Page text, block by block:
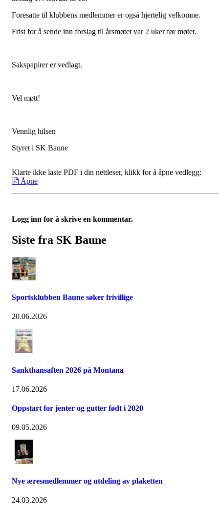
Foresatte til klubbens medlemmer er også hjertelig velkomne.
Frist for å sende inn forslag til årsmøtet var 2 uker før møtet.
Sakspapirer er vedlagt.
Vel møtt!
Vennlig hilsen
Styret i SK Baune
Klarte ikke laste PDF i din nettleser, klikk for å åpne vedlegg:
Åpne
Logg inn for å skrive en kommentar.
Siste fra SK Baune
Sportsklubben Baune søker frivillige
20.06.2026
Sankthansaften 2026 på Montana
17.06.2026
Oppstart for jenter og gutter født i 2020
09.05.2026
Nye æresmedlemmer og utdeling av plaketten
24.03.2026